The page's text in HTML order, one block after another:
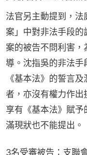
法官另主動提到，
案」中對非法手段
案的被告不問利害
導。沈指吳的非法
《基本法》的誓言
者，亦沒有權力作出
享有《基本法》賦
滿現狀也不能提出。
3名受審被告：支聯